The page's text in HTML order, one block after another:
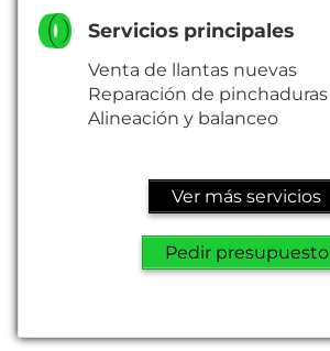
Servicios principales
Venta de llantas nuevas
Reparación de pinchaduras
Alineación y balanceo
Ver más servicios
Pedir presupuesto